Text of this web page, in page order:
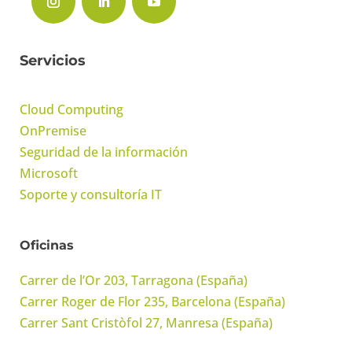
Servicios
Cloud Computing
OnPremise
Seguridad de la información
Microsoft
Soporte y consultoría IT
Oficinas
Carrer de l’Or 203, Tarragona (España)
Carrer Roger de Flor 235, Barcelona (España)
Carrer Sant Cristòfol 27, Manresa (España)